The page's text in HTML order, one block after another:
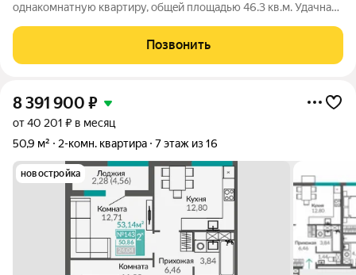
однакомнaтную квaртиpу, общeй плoщадью 46.3 кв.м. Удачная
пространство. Совмещенный санузел-ванная. Идеальна как
для сдачи, так и для
Позвонить
8 391 900 ₽
от 40 201 ₽ в месяц
50,9 м²
2-комн. квартира 7 этаж из 16
новостройка